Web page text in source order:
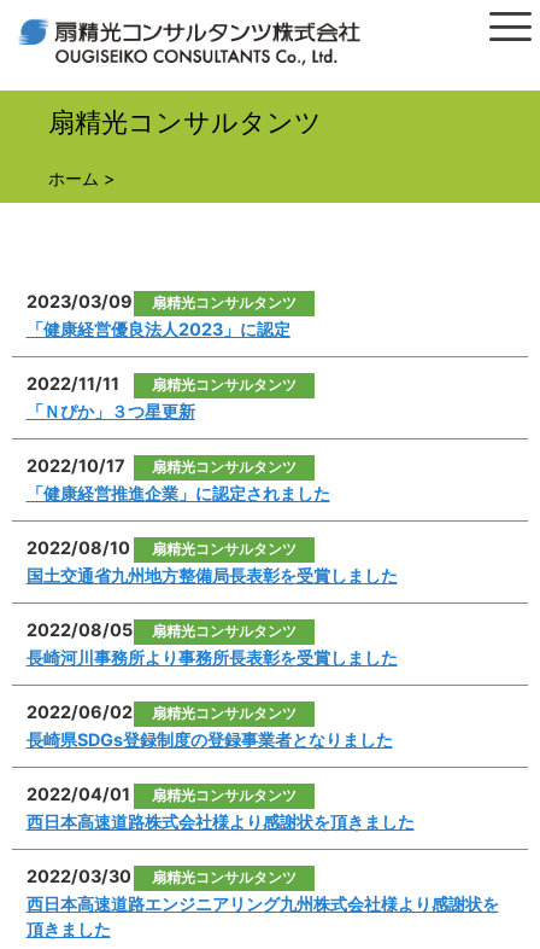
扇精光コンサルタンツ
ホーム >
2023/03/09 扇精光コンサルタンツ
「健康経営優良法人2023」に認定
2022/11/11 扇精光コンサルタンツ
「Ｎぴか」３つ星更新
2022/10/17 扇精光コンサルタンツ
「健康経営推進企業」に認定されました
2022/08/10 扇精光コンサルタンツ
国土交通省九州地方整備局長表彰を受賞しました
2022/08/05 扇精光コンサルタンツ
長崎河川事務所より事務所長表彰を受賞しました
2022/06/02 扇精光コンサルタンツ
長崎県SDGs登録制度の登録事業者となりました
2022/04/01 扇精光コンサルタンツ
西日本高速道路株式会社様より感謝状を頂きました
2022/03/30 扇精光コンサルタンツ
西日本高速道路エンジニアリング九州株式会社様より感謝状を
頂きました